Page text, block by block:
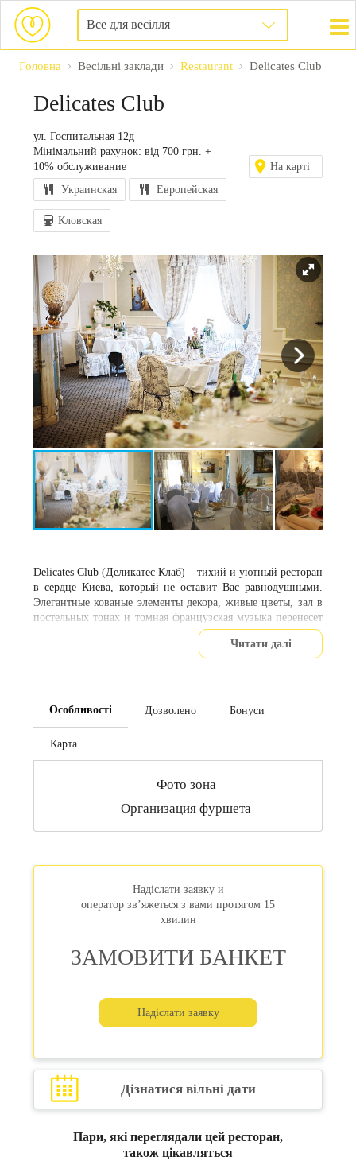
Все для весілля
Головна Весільні заклади Restaurant Delicates Club
Delicates Club
ул. Госпитальная 12д
Мінімальний рахунок: від 700 грн. +
10% обслуживание
Украинская
Европейская
Кловская
На карті
Delicates Club (Деликатес Клаб) – тихий и уютный ресторан
в сердце Киева, который не оставит Вас равнодушными.
Элегантные кованые элементы декора, живые цветы, зал в
постельных тонах и томная французская музыка перенесет
вас в мир прованса, подарит романтическое настроение.
Добродушный персонал сделает все, чтобы превратить
помощь в подборе флористов, фотографов, музыкального
сопровождения для идеального торжества. В летнее время
фуршет на открытой летней террасе с прекрасным видом
на центр города.
Читати далі
Особливості Дозволено Бонуси
Карта
Фото зона
Организация фуршета
Надіслати заявку и
оператор зв’яжеться з вами протягом 15
хвилин
ЗАМОВИТИ БАНКЕТ
Надіслати заявку
Дізнатися вільні дати
Пари, які переглядали цей ресторан,
також цікавляться